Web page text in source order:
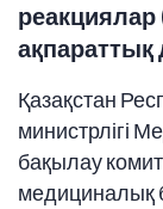
ақпараттық
Қазақстан
министрлігі
бақылау
медициналық